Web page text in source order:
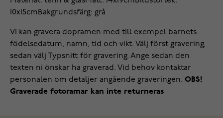
10x15cmBakgrundsfärg: grå
Vi kan gravera dopramen med till exempel barnets
födelsedatum, namn, tid och vikt. Välj först gravering,
sedan välj Typsnitt för gravering. Ange sedan den
texten ni önskar ha graverad. Vid behov kontaktar
personalen om detaljer angående graveringen. OBS!
Graverade fotoramar kan inte returneras